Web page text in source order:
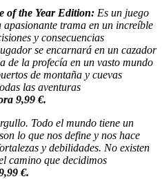
of the Year Edition: Es un juego
trama en un increíble
y consecuencias
se encarnará en un cazador
de la profecía en un vasto mundo
de montaña y cuevas
las aventuras
9,99 €.
Todo el mundo tiene un
lo que nos define y nos hace
y debilidades. No existen
camino que decidimos
€.